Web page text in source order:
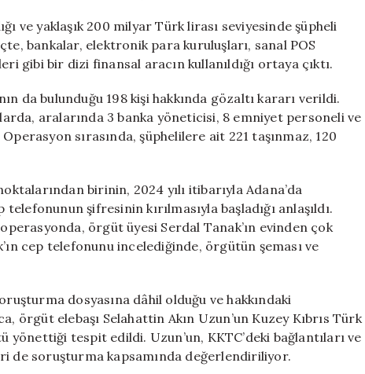
Dair
Detaylar
için
ve yaklaşık 200 milyar Türk lirası seviyesinde şüpheli
bankalar, elektronik para kuruluşları, sanal POS
gibi bir dizi finansal aracın kullanıldığı ortaya çıktı.
da bulunduğu 198 kişi hakkında gözaltı kararı verildi.
aralarında 3 banka yöneticisi, 8 emniyet personeli ve
sırasında, şüphelilere ait 221 taşınmaz, 120
birinin, 2024 yılı itibarıyla Adana’da
şifresinin kırılmasıyla başladığı anlaşıldı.
örgüt üyesi Serdal Tanak’ın evinden çok
cep telefonunu incelediğinde, örgütün şeması ve
dosyasına dâhil olduğu ve hakkındaki
örgüt elebaşı Selahattin Akın Uzun’un Kuzey Kıbrıs Türk
tespit edildi. Uzun’un, KKTC’deki bağlantıları ve
de soruşturma kapsamında değerlendiriliyor.